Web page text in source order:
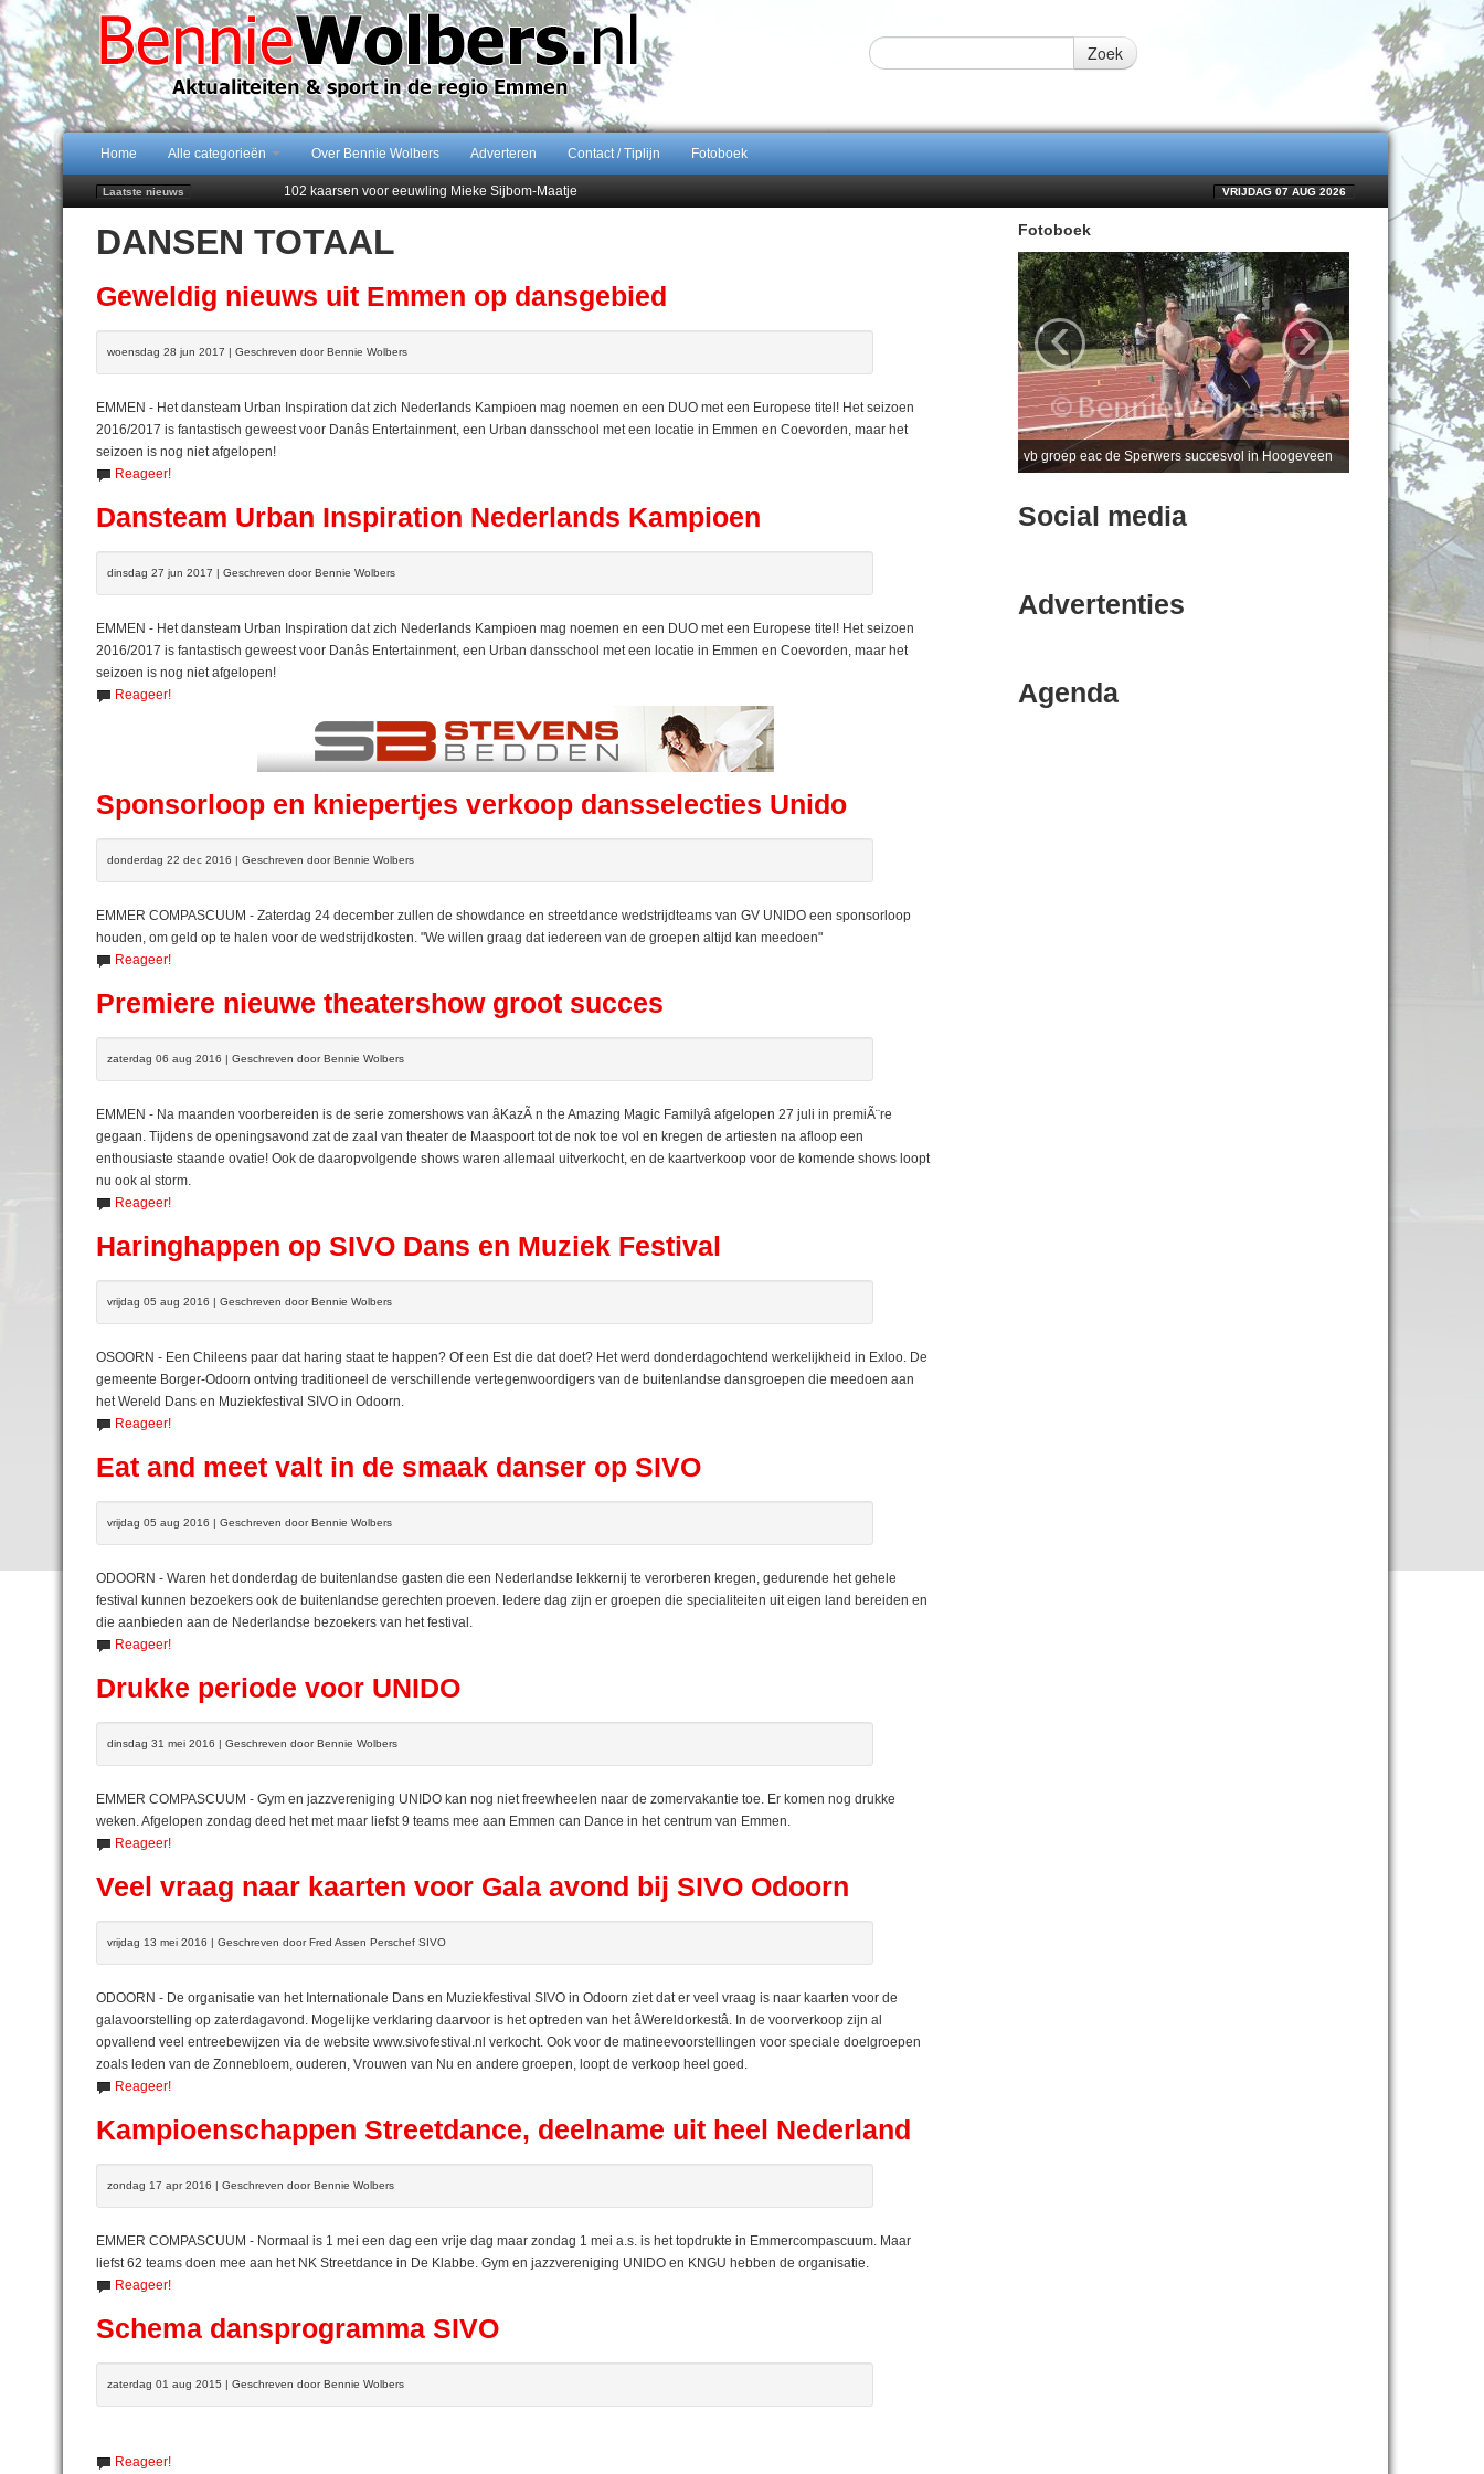
Zoek
Home Alle categorieën Over Bennie Wolbers Adverteren Contact / Tiplijn Fotoboek
Laatste nieuws
102 kaarsen voor eeuwling Mieke Sijbom-Maatje
Daan Lambers tekent eerste profcontract bij FC Emmen
Jubileumfeest 35 jaar De Amer
VRIJDAG 07 AUG 2026
DANSEN TOTAAL
Geweldig nieuws uit Emmen op dansgebied
woensdag 28 jun 2017 | Geschreven door Bennie Wolbers
EMMEN - Het dansteam Urban Inspiration dat zich Nederlands Kampioen mag noemen en een DUO met een Europese titel! Het seizoen
2016/2017 is fantastisch geweest voor Danâs Entertainment, een Urban dansschool met een locatie in Emmen en Coevorden, maar het
seizoen is nog niet afgelopen!
Reageer!
Dansteam Urban Inspiration Nederlands Kampioen
dinsdag 27 jun 2017 | Geschreven door Bennie Wolbers
EMMEN - Het dansteam Urban Inspiration dat zich Nederlands Kampioen mag noemen en een DUO met een Europese titel! Het seizoen
2016/2017 is fantastisch geweest voor Danâs Entertainment, een Urban dansschool met een locatie in Emmen en Coevorden, maar het
seizoen is nog niet afgelopen!
Reageer!
Sponsorloop en kniepertjes verkoop dansselecties Unido
donderdag 22 dec 2016 | Geschreven door Bennie Wolbers
EMMER COMPASCUUM - Zaterdag 24 december zullen de showdance en streetdance wedstrijdteams van GV UNIDO een sponsorloop
houden, om geld op te halen voor de wedstrijdkosten. "We willen graag dat iedereen van de groepen altijd kan meedoen"
Reageer!
Premiere nieuwe theatershow groot succes
zaterdag 06 aug 2016 | Geschreven door Bennie Wolbers
EMMEN - Na maanden voorbereiden is de serie zomershows van âKazÃ n the Amazing Magic Familyâ afgelopen 27 juli in premiÃ¨re
gegaan. Tijdens de openingsavond zat de zaal van theater de Maaspoort tot de nok toe vol en kregen de artiesten na afloop een
enthousiaste staande ovatie! Ook de daaropvolgende shows waren allemaal uitverkocht, en de kaartverkoop voor de komende shows loopt
nu ook al storm.
Reageer!
Haringhappen op SIVO Dans en Muziek Festival
vrijdag 05 aug 2016 | Geschreven door Bennie Wolbers
OSOORN - Een Chileens paar dat haring staat te happen? Of een Est die dat doet? Het werd donderdagochtend werkelijkheid in Exloo. De
gemeente Borger-Odoorn ontving traditioneel de verschillende vertegenwoordigers van de buitenlandse dansgroepen die meedoen aan
het Wereld Dans en Muziekfestival SIVO in Odoorn.
Reageer!
Eat and meet valt in de smaak danser op SIVO
vrijdag 05 aug 2016 | Geschreven door Bennie Wolbers
ODOORN - Waren het donderdag de buitenlandse gasten die een Nederlandse lekkernij te verorberen kregen, gedurende het gehele
festival kunnen bezoekers ook de buitenlandse gerechten proeven. Iedere dag zijn er groepen die specialiteiten uit eigen land bereiden en
die aanbieden aan de Nederlandse bezoekers van het festival.
Reageer!
Drukke periode voor UNIDO
dinsdag 31 mei 2016 | Geschreven door Bennie Wolbers
EMMER COMPASCUUM - Gym en jazzvereniging UNIDO kan nog niet freewheelen naar de zomervakantie toe. Er komen nog drukke
weken. Afgelopen zondag deed het met maar liefst 9 teams mee aan Emmen can Dance in het centrum van Emmen.
Reageer!
Veel vraag naar kaarten voor Gala avond bij SIVO Odoorn
vrijdag 13 mei 2016 | Geschreven door Fred Assen Perschef SIVO
ODOORN - De organisatie van het Internationale Dans en Muziekfestival SIVO in Odoorn ziet dat er veel vraag is naar kaarten voor de
galavoorstelling op zaterdagavond. Mogelijke verklaring daarvoor is het optreden van het âWereldorkestâ. In de voorverkoop zijn al
opvallend veel entreebewijzen via de website www.sivofestival.nl verkocht. Ook voor de matineevoorstellingen voor speciale doelgroepen
zoals leden van de Zonnebloem, ouderen, Vrouwen van Nu en andere groepen, loopt de verkoop heel goed.
Reageer!
Kampioenschappen Streetdance, deelname uit heel Nederland
zondag 17 apr 2016 | Geschreven door Bennie Wolbers
EMMER COMPASCUUM - Normaal is 1 mei een dag een vrije dag maar zondag 1 mei a.s. is het topdrukte in Emmercompascuum. Maar
liefst 62 teams doen mee aan het NK Streetdance in De Klabbe. Gym en jazzvereniging UNIDO en KNGU hebben de organisatie.
Reageer!
Schema dansprogramma SIVO
zaterdag 01 aug 2015 | Geschreven door Bennie Wolbers
Reageer!
Fotoboek
vb groep eac de Sperwers succesvol in Hoogeveen
‹ ›
Social media
Advertenties
Agenda